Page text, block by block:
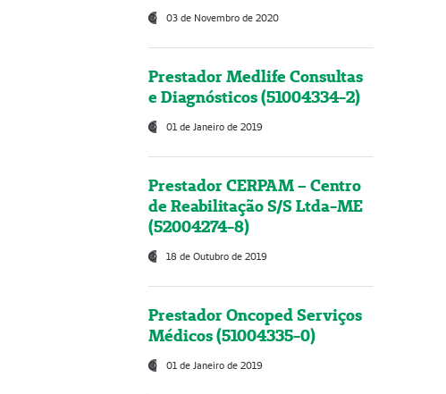
03 de Novembro de 2020
Prestador Medlife Consultas
e Diagnósticos (51004334-2)
01 de Janeiro de 2019
Prestador CERPAM – Centro
de Reabilitação S/S Ltda-ME
(52004274-8)
18 de Outubro de 2019
Prestador Oncoped Serviços
Médicos (51004335-0)
01 de Janeiro de 2019